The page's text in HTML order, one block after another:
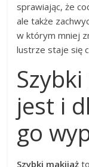
sprawiając, że
ale także
w którym mniej
lustrze staje się
jest i
go
Szybki makijaż